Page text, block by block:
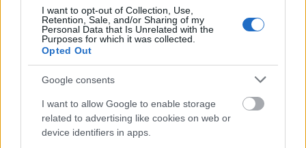
I want to opt-out of Collection, Use,
Retention, Sale, and/or Sharing of my
Personal Data that Is Unrelated with the
Purposes for which it was collected.
Opted Out
Google consents
I want to allow Google to enable storage
related to advertising like cookies on web or
device identifiers in apps.
Ha hónap első szerdája, akkor Meetup. És először a
Dürer kertben, este 7-től. Nézzük is a
programot: Trencséni Márton (Scalien) - Keyspace:
egy konzisztensen elosztott kulcs-érték
adatbázisKriston Ákos (ELTE, Elektrokémiai és
Elektroanalítikai Laboratórium) - Mobil IT, Fuel…